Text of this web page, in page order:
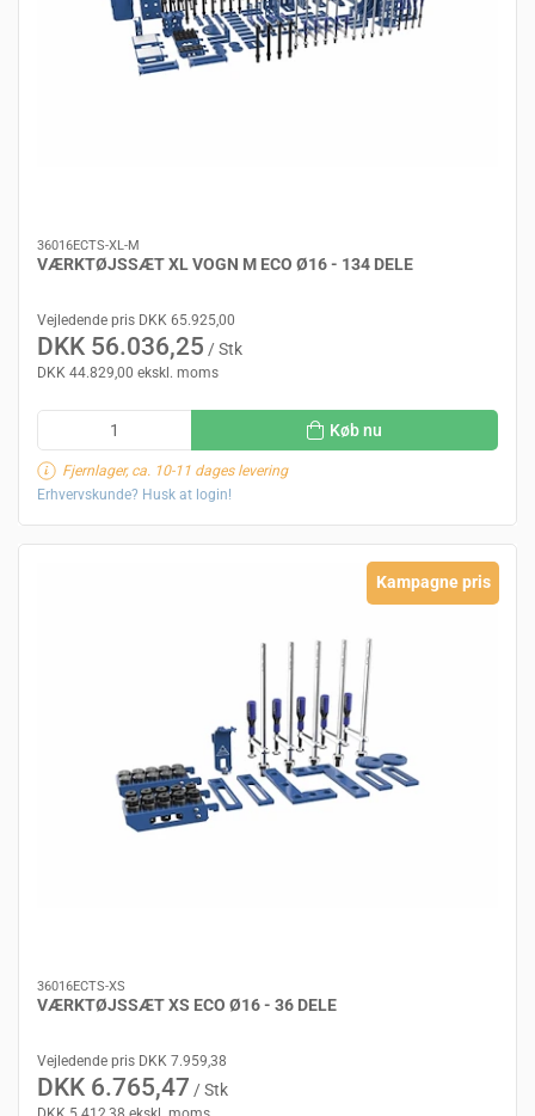
36016ECTS-XL-M
VÆRKTØJSSÆT XL VOGN M ECO Ø16 - 134 DELE
Vejledende pris DKK 65.925,00
DKK 56.036,25 / Stk
DKK 44.829,00 ekskl. moms
Køb nu
Fjernlager, ca. 10-11 dages levering
Erhvervskunde? Husk at login!
Kampagne pris
36016ECTS-XS
VÆRKTØJSSÆT XS ECO Ø16 - 36 DELE
Vejledende pris DKK 7.959,38
DKK 6.765,47 / Stk